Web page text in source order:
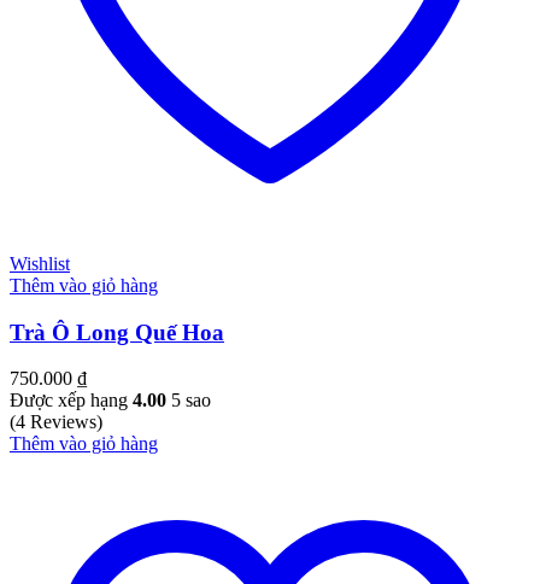
Wishlist
Thêm vào giỏ hàng
Trà Ô Long Quế Hoa
750.000 ₫
Được xếp hạng 4.00 5 sao
(4 Reviews)
Thêm vào giỏ hàng